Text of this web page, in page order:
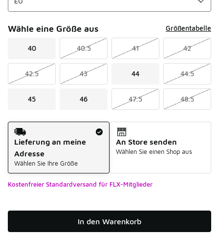
Wähle eine Größe aus Größentabelle
40 40.5 41 42
42.5 43 44 44.5
45 46 47.5 48.5
Versandart
Lieferung an meine
Adresse
Wählen Sie Ihre Größe
An Store senden
Wählen Sie einen Shop aus
Kostenfreier Standardversand für FLX-Mitglieder
In den Warenkorb